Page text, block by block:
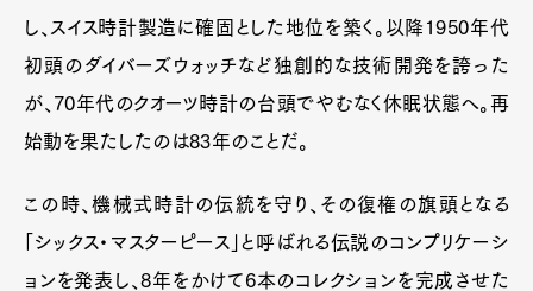
し、スイス時計製造に確固とした地位を築く。以降1950年代
初頭のダイバーズウォッチなど独創的な技術開発を誇った
が、70年代のクオーツ時計の台頭でやむなく休眠状態へ。再
始動を果たしたのは83年のことだ。
この時、機械式時計の伝統を守り、その復権の旗頭となる
「シックス・マスターピース」と呼ばれる伝説のコンプリケーシ
ョンを発表し、8年をかけて6本のコレクションを完成させた